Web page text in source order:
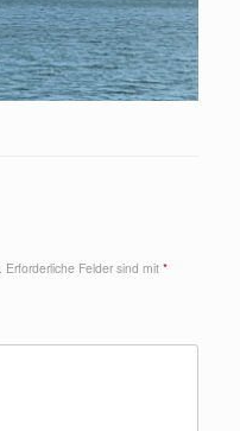
Erforderliche Felder sind mit *